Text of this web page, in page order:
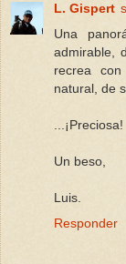
L. Gispert
Una
admirable,
recrea
natural, de
...¡Preciosa!
Un beso,
Luis.
Responder